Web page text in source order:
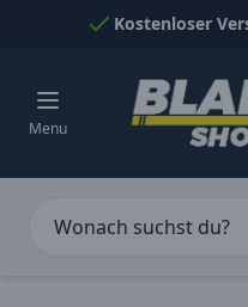
Skip to ContentKostenloser
Menu